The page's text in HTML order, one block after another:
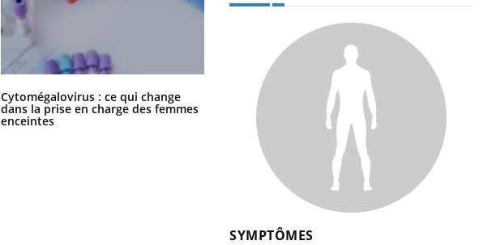
Cytomégalovirus : ce qui change
dans la prise en charge des femmes
enceintes
La sieste empêche-t-elle de dormir
la nuit ?
SYMPTÔMES